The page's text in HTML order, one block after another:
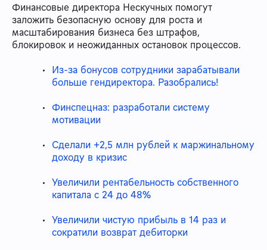
Финансовые директора Нескучных помогут
заложить безопасную основу для роста и
масштабирования бизнеса без штрафов,
блокировок и неожиданных остановок процессов.
Из-за бонусов сотрудники зарабатывали
больше гендиректора. Разобрались!
Финспецназ: разработали систему
мотивации
Сделали +2,5 млн рублей к маржинальному
доходу в кризис
Увеличили рентабельность собственного
капитала с 24 до 48%
Увеличили чистую прибыль в 14 раз и
сократили возврат дебиторки